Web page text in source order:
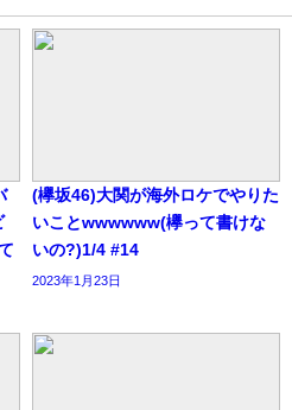
(欅坂46)大関が海外ロケでやりた
いことwwwwww(欅って書けな
いの?)1/4 #14
2023年1月23日